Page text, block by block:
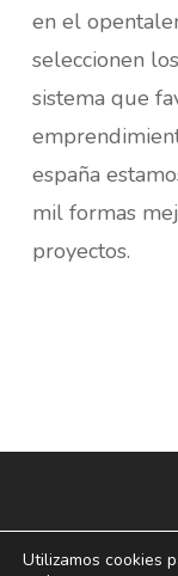
en el
seleccionen
sistema que
españa
mil formas
proyectos.
Utilizamos cookies